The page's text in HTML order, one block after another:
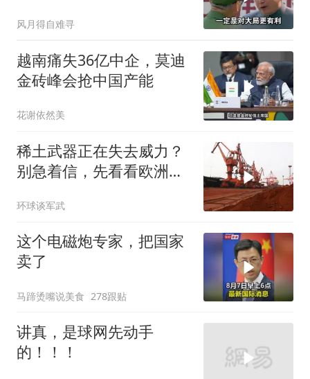
风月得自难寻
越南痛失36亿中企，莫迪
金砖峰会抢中国产能
花谢依然美
稀土武器正在失去威力？
别急着信，先看看欧洲军
环球谈军武
这个电磁炮专家，把国家
卖了
马蹄烫嘴说美食 278跟贴
讲真，是球网先动手
的！！！